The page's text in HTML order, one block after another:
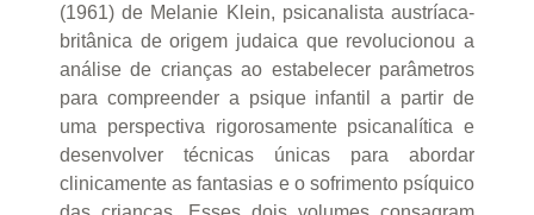
(1961) de Melanie Klein, psicanalista austríaca-
britânica de origem judaica que revolucionou a
análise de crianças ao estabelecer parâmetros
para compreender a psique infantil a partir de
uma perspectiva rigorosamente psicanalítica e
desenvolver técnicas únicas para abordar
clinicamente as fantasias e o sofrimento psíquico